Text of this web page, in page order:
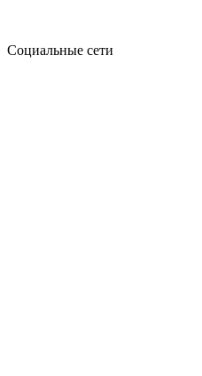
Социальные сети